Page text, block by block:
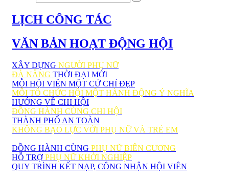
LỊCH CÔNG TÁC
VĂN BẢN HOẠT ĐỘNG HỘI
XÂY DỰNG NGƯỜI PHỤ NỮ
ĐÀ NẴNG THỜI ĐẠI MỚI
MỖI HỘI VIÊN MỘT CỬ CHỈ ĐẸP
MỖI TỔ CHỨC HỘI MỘT HÀNH ĐỘNG Ý NGHĨA
HƯỚNG VỀ CHI HỘI
ĐỒNG HÀNH CÙNG CHI HỘI
THÀNH PHỐ AN TOÀN
KHÔNG BẠO LỰC VỚI PHỤ NỮ VÀ TRẺ EM
ĐỒNG HÀNH CÙNG PHỤ NỮ BIÊN CƯƠNG
HỖ TRỢ PHỤ NỮ KHỞI NGHIỆP
QUY TRÌNH KẾT NẠP, CÔNG NHẬN HỘI VIÊN